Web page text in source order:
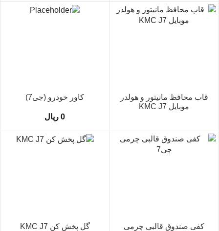
قاب محافظ مانیتور و هولدر
موبایل KMC J7
کاور خودرو (جی7)
0 ریال
کفی صندوق قالبی چرمی
گل پخش کن KMC J7